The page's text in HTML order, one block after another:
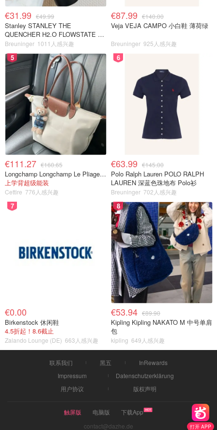
打开 APP
€31.99 €49.99
Stanley STANLEY THE
QUENCHER H2.O FLOWSTATE 保
温杯 1.18L 黑色
Breuninger 1011人感兴趣
€87.99 €140.00
Veja VEJA CAMPO 小白鞋 薄荷绿
Breuninger 925人感兴趣
5
€111.27 €160.65
Longchamp Longchamp Le Pliage 大号手提包
上学背超级能装
Cettire 776人感兴趣
6
€63.99 €145.00
Polo Ralph Lauren POLO RALPH
LAUREN 深蓝色珠地布 Polo衫
Breuninger 702人感兴趣
7
€0.00
Birkenstock 休闲鞋
4.5折起！8.6截止
Zalando Lounge (DE) 663人感兴趣
8
€53.94 €89.90
Kipling Kipling NAKATO M 中号单肩
包
kipling 649人感兴趣
联系我们 黑五
InRewards
Impressum
Datenschutzerklärung
用户协议
版权声明
触屏版 电脑版
下载App
contact@dazhe.de